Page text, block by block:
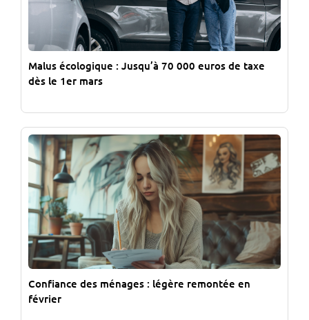
Malus écologique : Jusqu’à 70 000 euros de taxe
dès le 1er mars
Confiance des ménages : légère remontée en
février